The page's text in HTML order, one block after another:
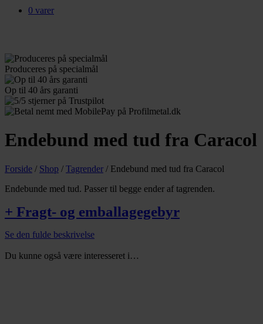
0 varer
Produceres på specialmål
Op til 40 års garanti
Endebund med tud fra Caracol
Forside / Shop / Tagrender / Endebund med tud fra Caracol
Endebunde med tud. Passer til begge ender af tagrenden.
+ Fragt- og emballagegebyr
Se den fulde beskrivelse
Du kunne også være interesseret i…